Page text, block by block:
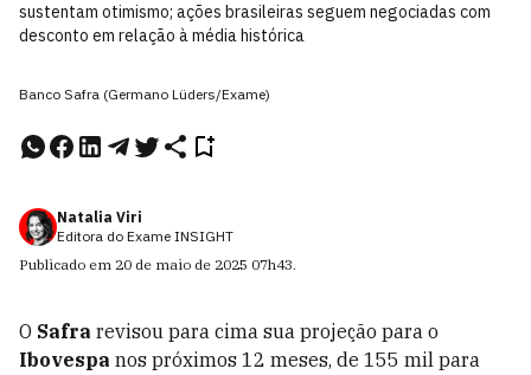
sustentam otimismo; ações brasileiras seguem negociadas com
desconto em relação à média histórica
Banco Safra (Germano Lüders/Exame)
Natalia Viri
Editora do Exame INSIGHT
Publicado em 20 de maio de 2025 07h43.
O Safra revisou para cima sua projeção para o
Ibovespa nos próximos 12 meses, de 155 mil para